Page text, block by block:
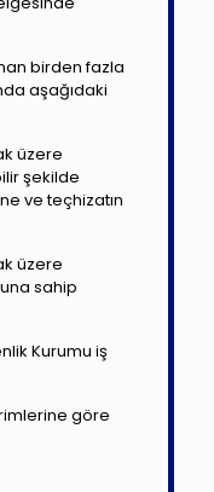
birden fazla
aşağıdaki
üzere
şekilde
ve teçhizatın
üzere
sahip
Kurumu iş
göre